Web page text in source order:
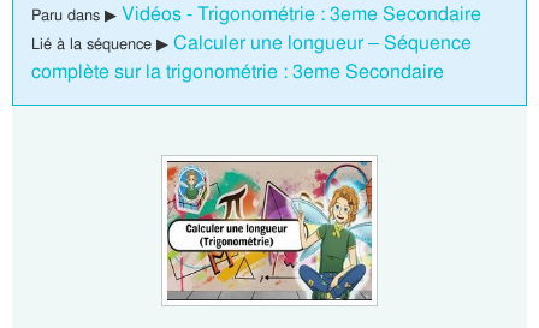
Paru dans ▶ Vidéos - Trigonométrie : 3eme Secondaire
Lié à la séquence ▶ Calculer une longueur – Séquence
complète sur la trigonométrie : 3eme Secondaire